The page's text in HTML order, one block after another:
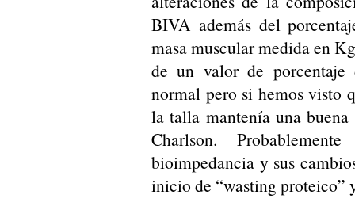
BIVA además del
masa muscular medida en
de un valor de porcentaje
normal pero si hemos visto
la talla mantenía una
Charlson.
bioimpedancia y sus
inicio de “wasting proteico”